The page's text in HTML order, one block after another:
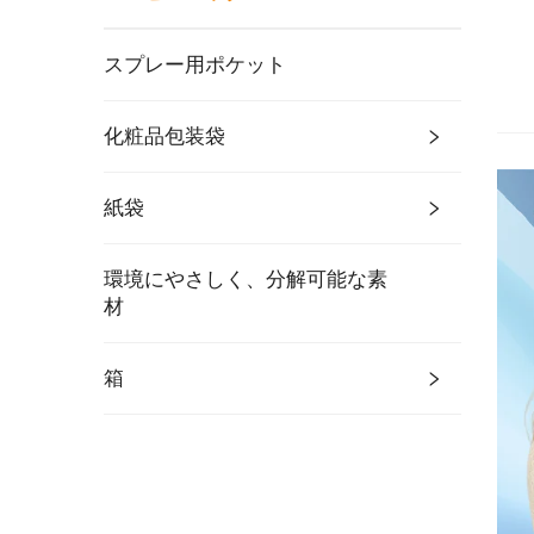
スプレー用ポケット
化粧品包装袋
紙袋
環境にやさしく、分解可能な素
材
箱